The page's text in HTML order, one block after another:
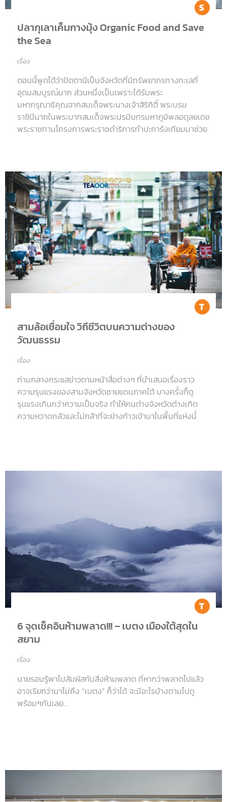
ปลากุเลาเค็มกางมุ้ง Organic Food and Save
the Sea
เรื่อง
ตอนนี้พูดได้ว่าปัตตานีเป็นจังหวัดที่มีทรัพยากรทางทะเลที่
อุดมสมบูรณ์มาก ส่วนหนึ่งเป็นเพราะได้รับพระ
มหากรุณาธิคุณจากสมเด็จพระนางเจ้าสิริกิติ์ พระบรม
ราชินีนาถในพระบาทสมเด็จพระปรมินทรมหาภูมิพลอดุลยเดช
พระราชทานโครงการพระราชดำริการทำปะการังเทียมมาช่วย
สามล้อเชื่อมใจ วิถีชีวิตบนความต่างของ
วัฒนธรรม
เรื่อง
ท่ามกลางกระแสข่าวตามหน้าสื่อต่างๆ ที่นำเสนอเรื่องราว
ความรุนแรงของสามจังหวัดชายแดนภาคใต้ บางครั้งก็ดู
รุนแรงเกินกว่าความเป็นจริง ทำให้คนต่างจังหวัดต่างเกิด
ความหวาดกลัวและไม่กล้าที่จะย่างก้าวเข้ามาในพื้นที่แห่งนี้
6 จุดเช็คอินห้ามพลาด!!! – เบตง เมืองใต้สุดใน
สยาม
เรื่อง
นายรอบรู้พาไปสัมผัสกับสิ่งห้ามพลาด ที่หากว่าพลาดไปแล้ว
อาจเรียกว่ามาไม่ถึง “เบตง” ก็ว่าได้ จะมีอะไรบ้างตามไปดู
พร้อมๆกันเลย…